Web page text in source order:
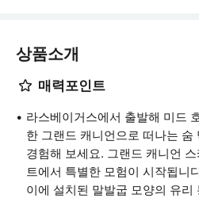
상품소개
매력포인트
라스베이거스에서 출발해 미드
한 그랜드 캐니언으로 떠나는 숨
경험해 보세요. 그랜드 캐니언
트에서 특별한 모험이 시작됩니
이에 설치된 말발굽 모양의 유리